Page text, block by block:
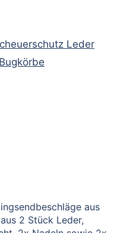
Leder
aus
2 Stück Leder,